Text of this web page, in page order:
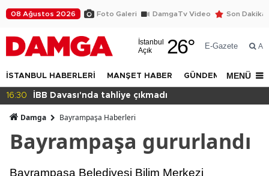
08 Ağustos 2026 Foto Galeri DamgaTv Video Son Dakika
İstanbul
Açık
26° E-Gazete Ara
İSTANBUL HABERLERİ MANŞET HABER GÜNDEM DÜNYA
MENÜ
16:30 İBB Davası'nda tahliye çıkmadı
Damga Bayrampaşa Haberleri
Bayrampaşa gururlandı
Bayrampaşa Belediyesi Bilim Merkezi